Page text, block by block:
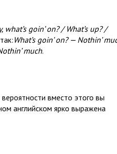
what’s goin’ on? / What’s up? /
What’s goin’ on? — Nothin’
much.
вместо этого вы
английском ярко выражена